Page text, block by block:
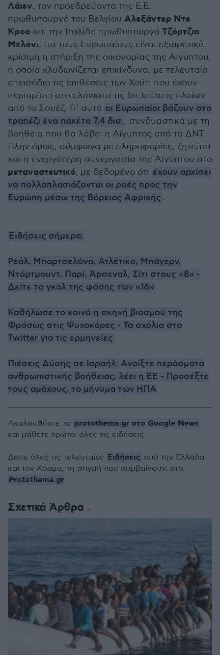
Λάιεν, τον προεδρεύοντα της Ε.Ε.
πρωθυπουργό του Βελγίου Αλεξάντερ Ντε
Κροο και την Ιταλίδα πρωθυπουργό Τζόρτζια
Μελόνι. Για τους Ευρωπαίους είναι εξαιρετικά
κρίσιμη η στήριξη της οικονομίας της Αιγύπτου,
η οποία κλυδωνίζεται επικίνδυνα, με τελευταίο
επεισόδιο τις επιθέσεις των Χούτι που έχουν
περιορίσει στο ελάχιστο τις διελεύσεις πλοίων
από το Σουέζ. Γι’ αυτό οι Ευρωπαίοι βάζουν στο
τραπέζι ένα πακέτο 7,4 δισ., συνδυαστικά με τη
βοήθεια που θα λάβει η Αίγυπτος από το ΔΝΤ.
Πλην όμως, σύμφωνα με πληροφορίες, ζητείται
και η ενεργότερη συνεργασία της Αιγύπτου στο
μεταναστευτικό, με δεδομένο ότι έχουν αρχίσει
να πολλαπλασιάζονται οι ροές προς την
Ευρώπη μέσω της Βόρειας Αφρικής.
Ειδήσεις σήμερα:
Ρεάλ, Μπαρτσελόνα, Ατλέτικο, Μπάγερν,
Ντόρτμουντ, Παρί, Άρσεναλ, Σίτι στους «8» -
Δείτε τα γκολ της φάσης των «16»
Καθήλωσε το κοινό η σκηνή βιασμού της
Φρόσως στις Ψυχοκόρες - Τα σχόλια στο
Twitter για τις ερμηνείες
Πιέσεις Δύσης σε Ισραήλ: Ανοίξτε περάσματα
ανθρωπιστικής βοήθειας, λέει η ΕΕ - Προσέξτε
τους αμάχους, το μήνυμα των ΗΠΑ
Σχετικά Άρθρα
Ακολουθήστε το protothema.gr στο Google News
και μάθετε πρώτοι όλες τις ειδήσεις
Δείτε όλες τις τελευταίες Ειδήσεις από την Ελλάδα
και τον Κόσμο, τη στιγμή που συμβαίνουν, στο
Protothema.gr